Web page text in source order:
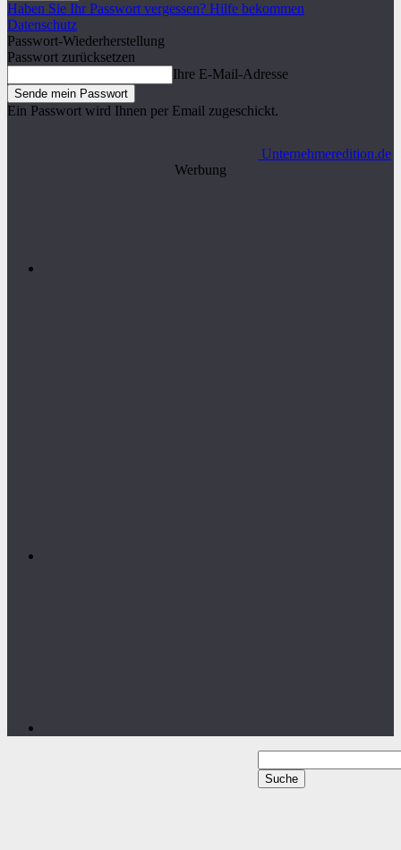
Haben Sie Ihr Passwort vergessen? Hilfe bekommen
Datenschutz
Passwort-Wiederherstellung
Passwort zurücksetzen
Ihre E-Mail-Adresse
Ein Passwort wird Ihnen per Email zugeschickt.
Unternehmeredition.de
Werbung